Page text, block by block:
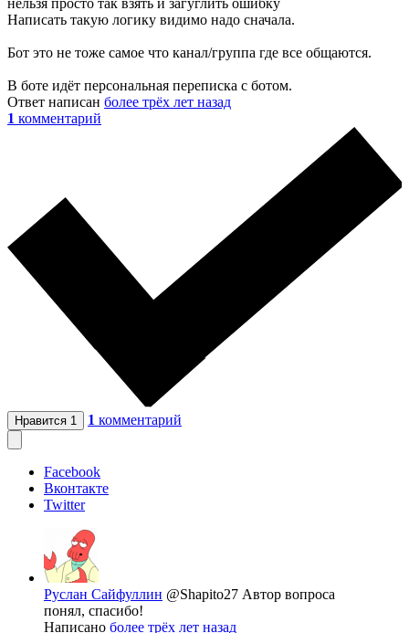
нельзя просто так взять и загуглить ошибку
Написать такую логику видимо надо сначала.
Бот это не тоже самое что канал/группа где все общаются.
В боте идёт персональная переписка с ботом.
Ответ написан более трёх лет назад
1 комментарий
Нравится 1 1 комментарий
Facebook
Вконтакте
Twitter
Руслан Сайфуллин @Shapito27 Автор вопроса
понял, спасибо!
Написано более трёх лет назад